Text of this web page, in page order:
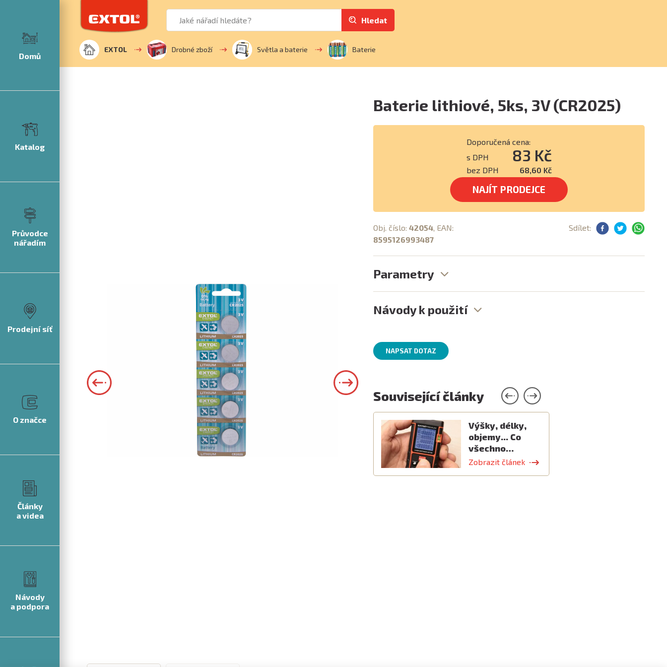
Domů
Katalog
Průvodce
nářadím
Prodejní síť
O značce
Články
a videa
Návody
a podpora
Hledat
EXTOL Drobné zboží Světla a baterie Baterie
Baterie lithiové, 5ks, 3V (CR2025)
Doporučená cena:
s DPH
83 Kč
bez DPH 68,60 Kč
NAJÍT PRODEJCE
Obj. číslo: 42054, EAN:
8595126993487
Sdílet:
Parametry
Návody k použití
NAPSAT DOTAZ
Související články
Výšky, délky,
objemy... Co
všechno…
Zobrazit článek